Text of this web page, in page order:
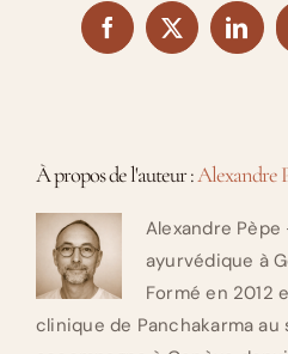
Facebook
X
À propos de l'auteur :Alexandre
Alexandre
ayurvédique à
Formé en 2012
clinique de Panchakarma au